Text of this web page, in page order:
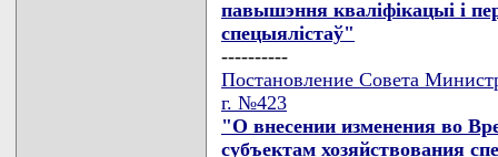
павышэння квалiфiкацыi i
спецыялiстаў"
----------
Постановление Совета
г. №423
"О внесении изменения во
субъектам хозяйствования